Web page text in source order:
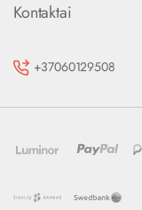
Kontaktai
+37060129508